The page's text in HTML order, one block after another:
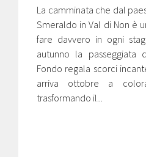
La camminata che dal
Smeraldo in Val di Non è
fare davvero in ogni
autunno la passeggiata
Fondo regala scorci
arriva ottobre a
trasformando il...